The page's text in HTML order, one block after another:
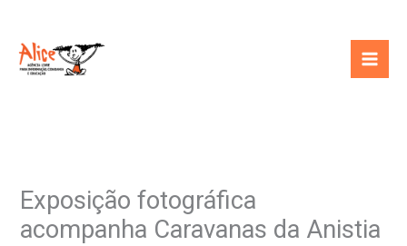
conteúdo
Exposição fotográfica
acompanha Caravanas da Anistia